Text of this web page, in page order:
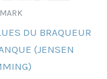
DU BRAQUEUR
(JENSEN